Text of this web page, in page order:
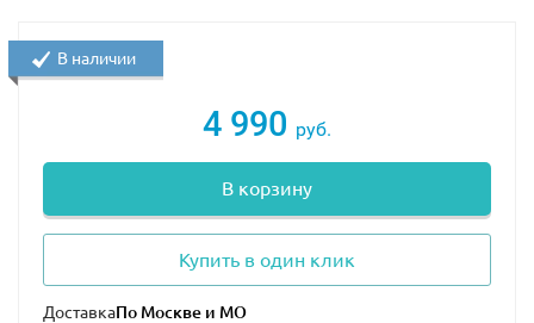
4 990 руб.
В корзину
Купить в один клик
Доставка
В наличии